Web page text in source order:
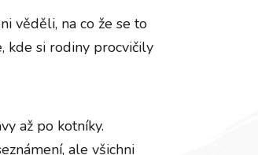
věděli, na co že se to
kde si rodiny procvičily
až po kotníky.
ale všichni